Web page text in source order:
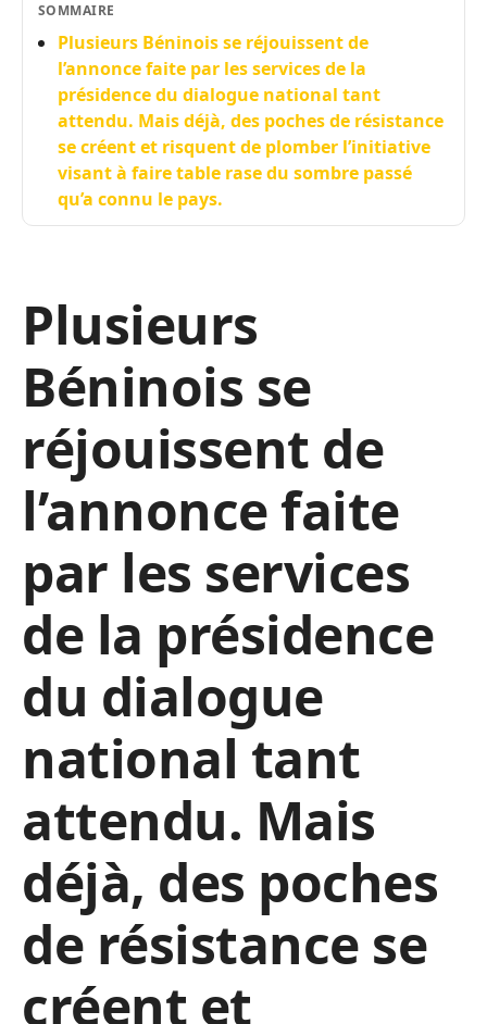
SOMMAIRE
Plusieurs Béninois se réjouissent de
l’annonce faite par les services de la
présidence du dialogue national tant
attendu. Mais déjà, des poches de résistance
se créent et risquent de plomber l’initiative
visant à faire table rase du sombre passé
qu’a connu le pays.
Plusieurs
Béninois se
réjouissent de
l’annonce faite
par les services
de la présidence
du dialogue
national tant
attendu. Mais
déjà, des poches
de résistance se
créent et